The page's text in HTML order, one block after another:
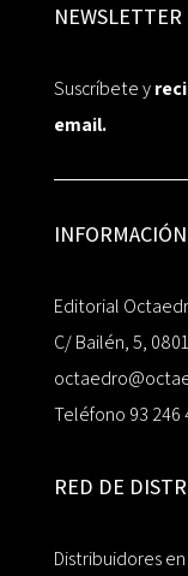
NEWSLETTER
Suscríbete y
email.
Editorial
C/ Bailén, 5,
Teléfono 93 246
RED DE
Distribuidores